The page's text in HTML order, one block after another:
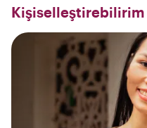
Kişiselleştirebilirim